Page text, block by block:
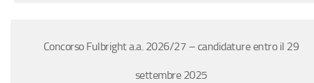
Concorso Fulbright a.a. 2026/27 – candidature entro il 29
settembre 2025